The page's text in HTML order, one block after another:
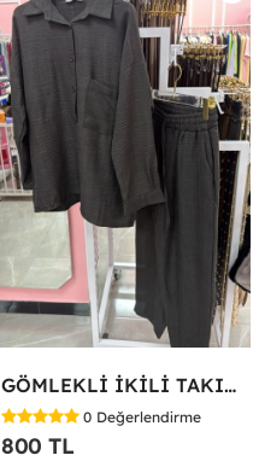
GÖMLEKLİ İKİLİ TAKIM Siyah
0 Değerlendirme
800 TL